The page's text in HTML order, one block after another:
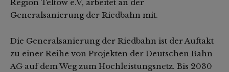
Region Teltow e.V, arbeitet an der
Generalsanierung der Riedbahn mit.
Die Generalsanierung der Riedbahn ist der Auftakt
zu einer Reihe von Projekten der Deutschen Bahn
AG auf dem Weg zum Hochleistungsnetz. Bis 2030